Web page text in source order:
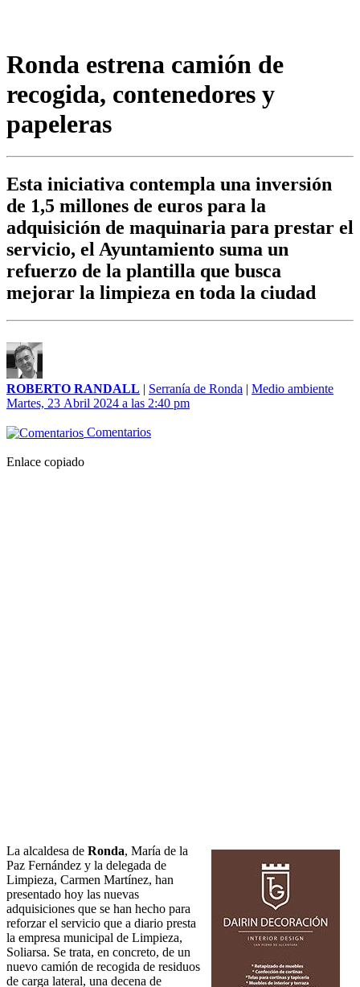
Ronda estrena camión de
recogida, contenedores y
papeleras
Esta iniciativa contempla una inversión
de 1,5 millones de euros para la
adquisición de maquinaria para prestar el
servicio, el Ayuntamiento suma un
refuerzo de la plantilla que busca
mejorar la limpieza en toda la ciudad
ROBERTO RANDALL | Serranía de Ronda | Medio ambiente
Martes, 23 Abril 2024 a las 2:40 pm
Comentarios
Enlace copiado
La alcaldesa de Ronda, María de la
Paz Fernández y la delegada de
Limpieza, Carmen Martínez, han
presentado hoy las nuevas
adquisiciones que se han hecho para
reforzar el servicio que a diario presta
la empresa municipal de Limpieza,
Soliarsa. Se trata, en concreto, de un
nuevo camión de recogida de residuos
de carga lateral, una decena de